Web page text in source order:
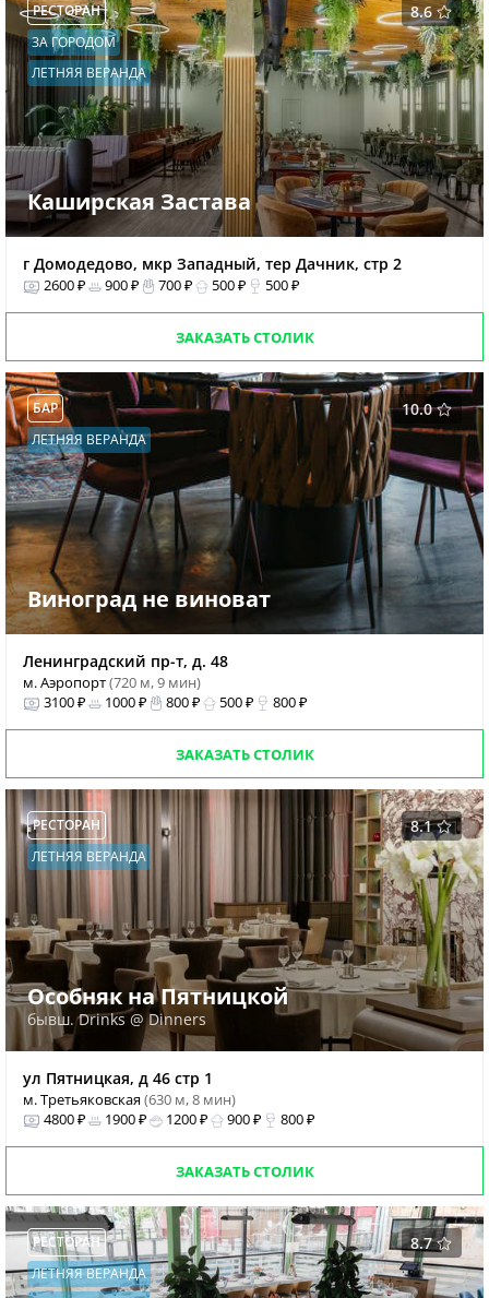
8.6
РЕСТОРАН
ЗА ГОРОДОМ
ЛЕТНЯЯ ВЕРАНДА
Каширская Застава
г Домодедово, мкр Западный, тер Дачник, стр 2
2600 ₽ 900 ₽ 700 ₽ 500 ₽ 500 ₽
ЗАКАЗАТЬ СТОЛИК
10.0
БАР
ЛЕТНЯЯ ВЕРАНДА
Виноград не виноват
Ленинградский пр-т, д. 48
м. Аэропорт(720 м, 9 мин)
3100 ₽
1000 ₽ 800 ₽ 500 ₽ 800 ₽
ЗАКАЗАТЬ СТОЛИК
8.1
РЕСТОРАН
ЛЕТНЯЯ ВЕРАНДА
Особняк на Пятницкой
бывш. Drinks @ Dinners
ул Пятницкая, д 46 стр 1
м. Третьяковская(630 м, 8 мин)
4800 ₽
1900 ₽ 1200 ₽ 900 ₽ 800 ₽
ЗАКАЗАТЬ СТОЛИК
8.7
РЕСТОРАН
ЛЕТНЯЯ ВЕРАНДА